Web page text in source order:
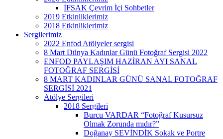
İFSAK Çevrim İçi Sohbetler
2019 Etkinliklerimiz
2018 Etkinliklerimiz
Sergilerimiz
2022 Enfod Atölyeler sergisi
8 Mart Dünya Kadınlar Günü Fotoğraf Sergisi 2022
ENFOD PAYLAŞIM HAZİRAN AYI SANAL
FOTOĞRAF SERGİSİ
8 MART KADINLAR GÜNÜ SANAL FOTOĞRAF
SERGİSİ 2021
Atölye Sergileri
2018 Sergileri
Burcu VARDAR “Fotoğraf Kusursuz
Olmak Zorunda mıdır?”
Doğanay SEVİNDİK Sokak ve Portre